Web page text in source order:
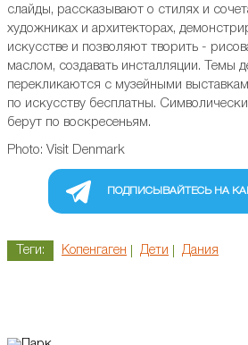
слайды, рассказывают о стилях и
художниках и архитекторах,
искусстве и позволяют творить -
маслом, создавать инсталляции. Темы
перекликаются с музейными
по искусству бесплатны.
берут по воскресеньям.
Photo: Visit Denmark
ПОДПИСЫВАЙТЕСЬ НА
Теги: Копенгаген Дети Дания